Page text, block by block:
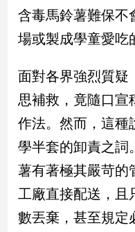
南
灣
觀
點
南
灣
觀
含毒馬鈴薯難保不
場或製成學童愛吃
面對各界強烈質疑
思補救，竟隨口宣
作法。然而，這種
學半套的卸責之詞
薯有著極其嚴苛的
工廠直接配送，且
數丟棄，甚至規定